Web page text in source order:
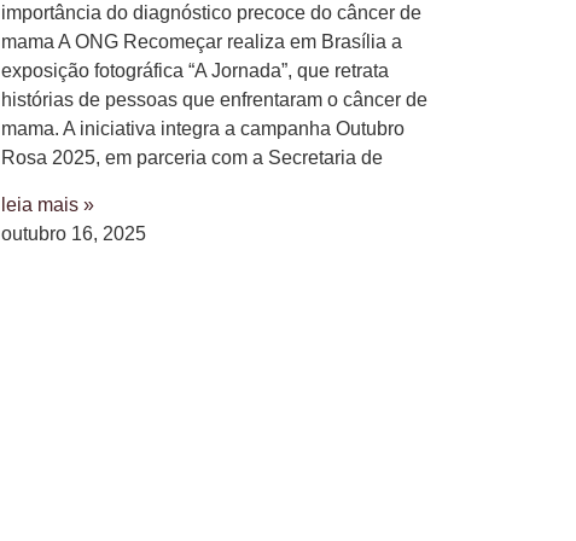
importância do diagnóstico precoce do câncer de
mama A ONG Recomeçar realiza em Brasília a
exposição fotográfica “A Jornada”, que retrata
histórias de pessoas que enfrentaram o câncer de
mama. A iniciativa integra a campanha Outubro
Rosa 2025, em parceria com a Secretaria de
leia mais »
outubro 16, 2025